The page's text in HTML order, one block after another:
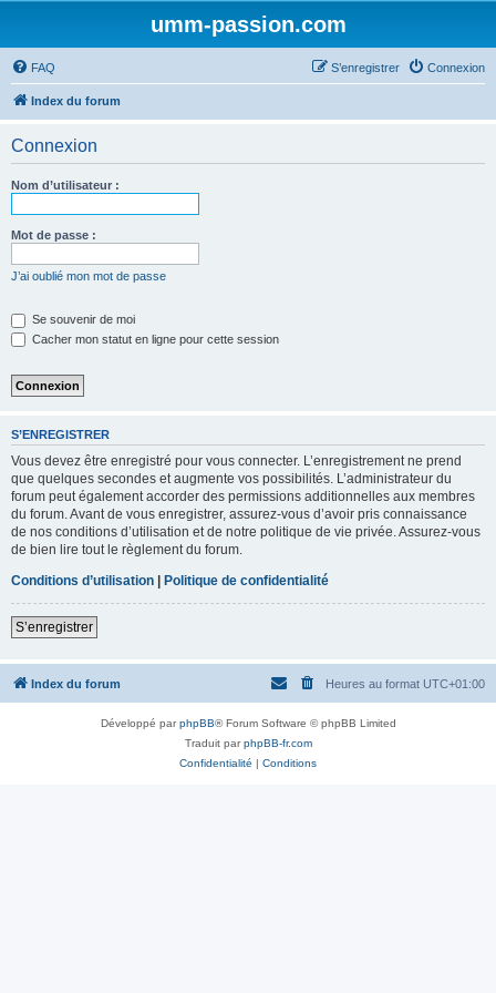
umm-passion.com
FAQ Connexion
S’enregistrer
Index du forum
Connexion
Nom d’utilisateur :
Mot de passe :
J’ai oublié mon mot de passe
Se souvenir de moi
Cacher mon statut en ligne pour cette session
S’ENREGISTRER
Vous devez être enregistré pour vous connecter. L’enregistrement ne prend
que quelques secondes et augmente vos possibilités. L’administrateur du
forum peut également accorder des permissions additionnelles aux membres
du forum. Avant de vous enregistrer, assurez-vous d’avoir pris connaissance
de nos conditions d’utilisation et de notre politique de vie privée. Assurez-vous
de bien lire tout le règlement du forum.
Conditions d’utilisation | Politique de confidentialité
S’enregistrer
Index du forum Heures au format UTC+01:00
Développé parphpBB® Forum Software © phpBB Limited
Traduit parphpBB-fr.com
Confidentialité | Conditions